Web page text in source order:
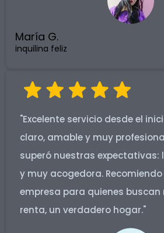
María G.
inquilina feliz
"Excelente servicio desde el
claro, amable y muy
superó nuestras expectativas:
y muy acogedora.
empresa para quienes buscan
renta, un verdadero hogar."